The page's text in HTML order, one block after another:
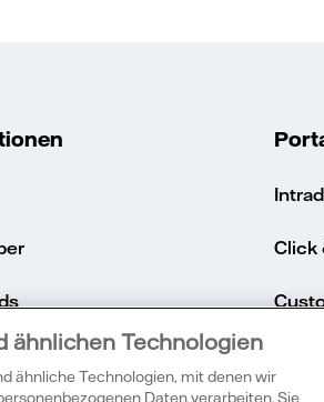
Click
ähnlichen Technologien
ähnliche Technologien, mit denen wir
Daten verarbeiten. Sie